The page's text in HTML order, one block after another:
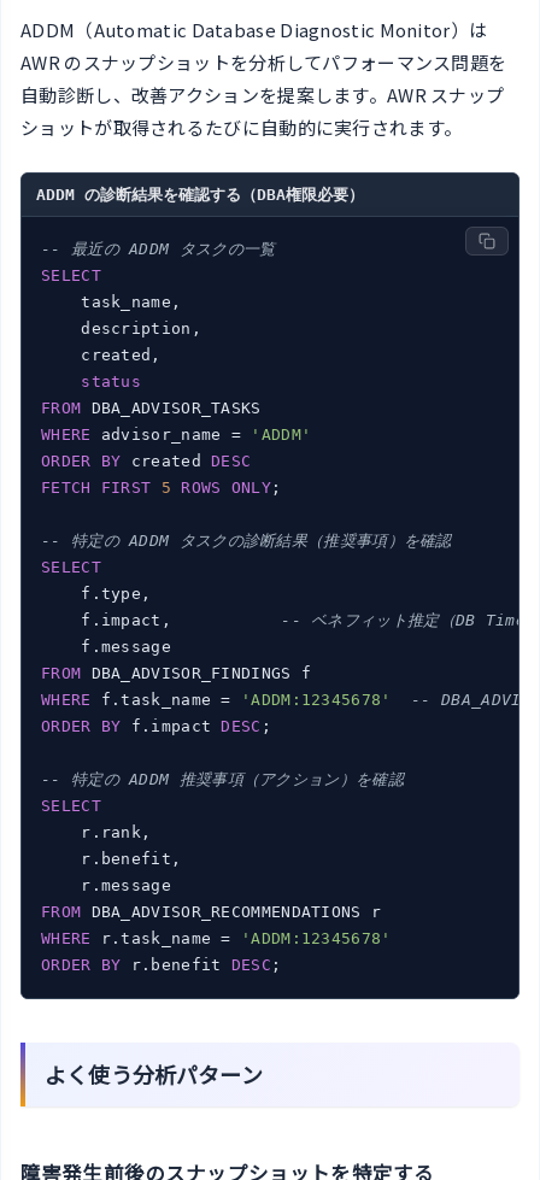
ADDM（Automatic Database Diagnostic Monitor）は
AWR のスナップショットを分析してパフォーマンス問題を
自動診断し、改善アクションを提案します。AWR スナップ
ショットが取得されるたびに自動的に実行されます。
ADDM の診断結果を確認する（DBA権限必要）
-- 最近の ADDM タスクの一覧
SELECT
    task_name,
    description,
    created,
status
FROM
WHERE advisor_name =
'ADDM'
ORDER
BY created DESC
FETCH
FIRST 5 ROWS ONLY;
-- 特定の ADDM タスクの診断結果（推奨事項）を確認
SELECT
    f.type,
    f.impact,
-- ベネフィット推定（DB Time
FROM
WHERE f.task_name = 'ADDM:12345678'
--
ORDER
BY f.impact DESC ;
-- 特定の ADDM 推奨事項（アクション）を確認
SELECT
    r.rank,
    r.benefit,
FROM
WHERE r.task_name =
'ADDM:12345678'
ORDER
BY r.benefit DESC
よく使う分析パターン
障害発生前後のスナップショットを特定する